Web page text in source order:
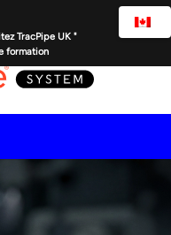
TracPipe UK "
formation